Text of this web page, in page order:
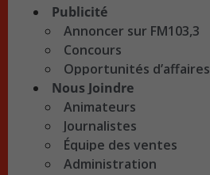
Publicité
Annoncer sur FM103,3
Concours
Opportunités d’affaires
Nous Joindre
Animateurs
Journalistes
Équipe des ventes
Administration